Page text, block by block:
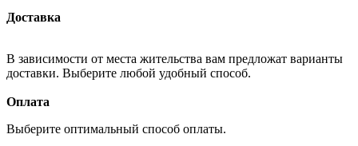
Доставка
В зависимости от места жительства вам предложат варианты
доставки. Выберите любой удобный способ.
Оплата
Выберите оптимальный способ оплаты.